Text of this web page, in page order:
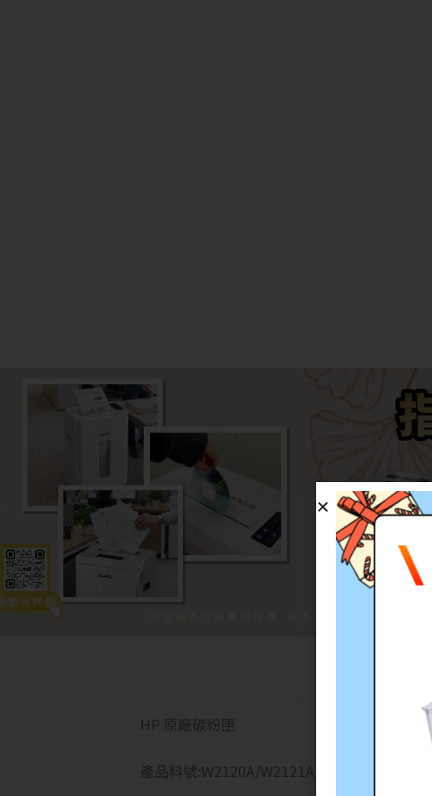
HP 原廠碳粉匣
產品料號:W2120A/W2121A/W2122A/W2123A